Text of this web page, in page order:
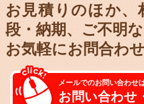
お見積りのほか、
段・納期、
ご不明
お気軽にお問合わ
メールでのお問い合わせ
お問い合わせ